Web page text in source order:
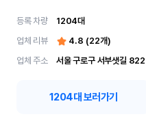
등록 차량 1204대
업체 리뷰
4.8 (22개)
업체 주소
서울 구로구 서부샛길 822
1204대 보러가기